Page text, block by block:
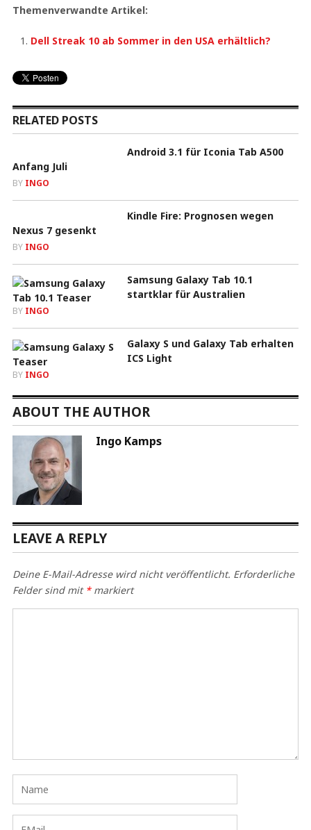
Themenverwandte Artikel:
Dell Streak 10 ab Sommer in den USA erhältlich?
RELATED POSTS
Android 3.1 für Iconia Tab A500
Anfang Juli
BY INGO
Kindle Fire: Prognosen wegen
Nexus 7 gesenkt
BY INGO
Samsung Galaxy Tab 10.1
startklar für Australien
BY INGO
Galaxy S und Galaxy Tab erhalten
ICS Light
BY INGO
ABOUT THE AUTHOR
Ingo Kamps
LEAVE A REPLY
Deine E-Mail-Adresse wird nicht veröffentlicht. Erforderliche
Felder sind mit *markiert